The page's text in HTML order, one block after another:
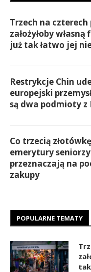
Trzech na
założyłoby
już tak łatwo jej
Restrykcje Chin
europejski
są dwa podmioty z
Co trzecią
emerytury seniorzy
przeznaczają na
zakupy
POPULARNE TEMATY